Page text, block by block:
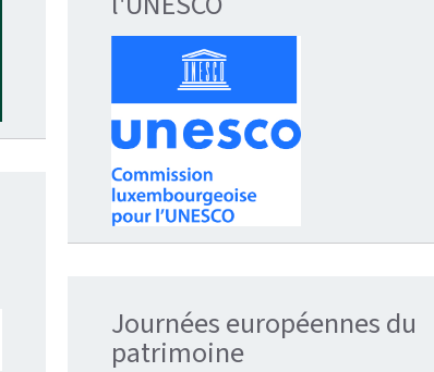
Journées européennes du
patrimoine